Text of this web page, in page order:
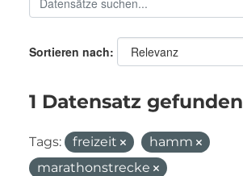
Sortieren nach
1 Datensatz gefunden
Tags: freizeit
hamm
marathonstrecke